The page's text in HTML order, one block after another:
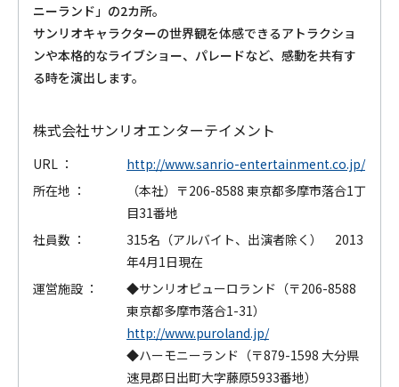
ニーランド」の2カ所。
サンリオキャラクターの世界観を体感できるアトラクショ
ンや本格的なライブショー、パレードなど、感動を共有す
る時を演出します。
株式会社サンリオエンターテイメント
URL ：
http://www.sanrio-entertainment.co.jp/
所在地 ：
（本社）〒206-8588 東京都多摩市落合1丁
目31番地
社員数 ：
315名（アルバイト、出演者除く） 2013
年4月1日現在
運営施設 ：
◆サンリオピューロランド（〒206-8588
東京都多摩市落合1-31）
http://www.puroland.jp/
◆ハーモニーランド（〒879-1598 大分県
速見郡日出町大字藤原5933番地）